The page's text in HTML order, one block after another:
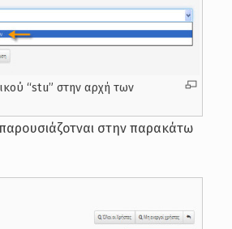
“stu” στην αρχή των
στην παρακάτω